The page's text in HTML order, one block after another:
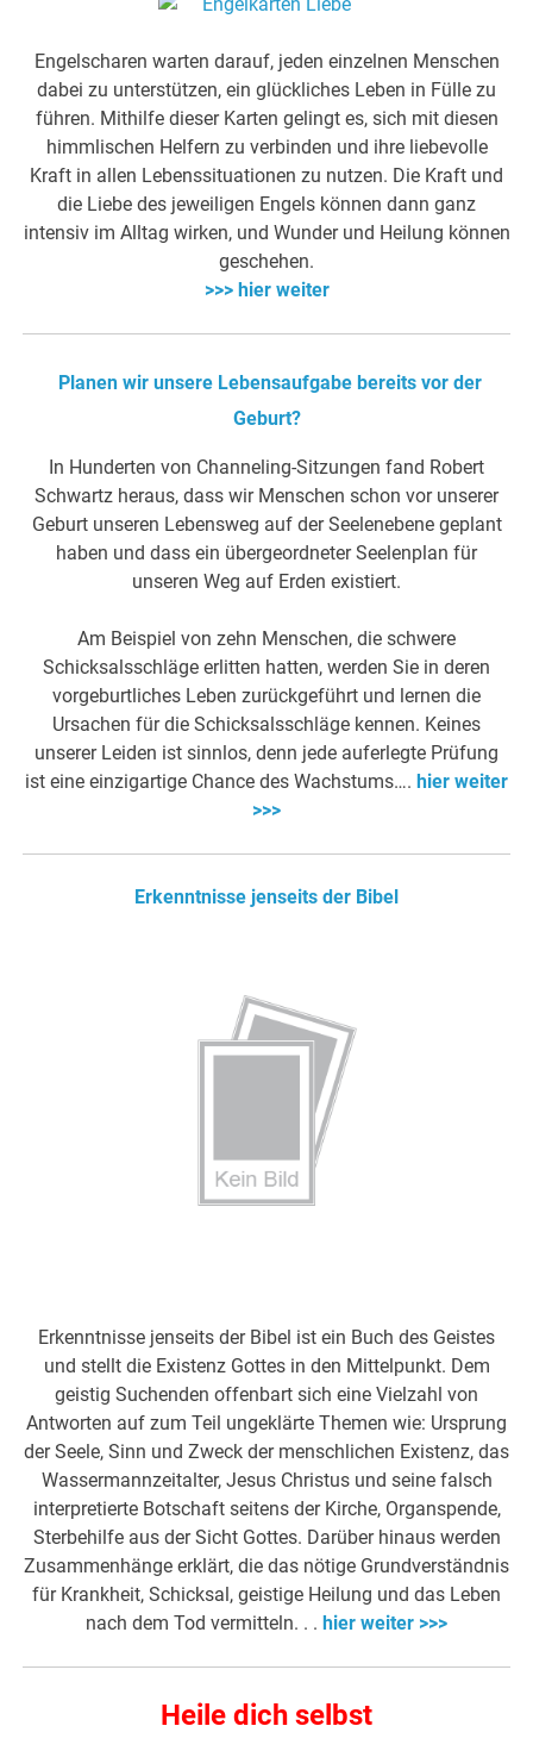
Engelscharen warten darauf, jeden einzelnen Menschen
dabei zu unterstützen, ein glückliches Leben in Fülle zu
führen. Mithilfe dieser Karten gelingt es, sich mit diesen
himmlischen Helfern zu verbinden und ihre liebevolle
Kraft in allen Lebenssituationen zu nutzen. Die Kraft und
die Liebe des jeweiligen Engels können dann ganz
intensiv im Alltag wirken, und Wunder und Heilung können
geschehen.
>>> hier weiter
Planen wir unsere Lebensaufgabe bereits vor der
Geburt?
In Hunderten von Channeling-Sitzungen fand Robert
Schwartz heraus, dass wir Menschen schon vor unserer
Geburt unseren Lebensweg auf der Seelenebene geplant
haben und dass ein übergeordneter Seelenplan für
unseren Weg auf Erden existiert.
Am Beispiel von zehn Menschen, die schwere
Schicksalsschläge erlitten hatten, werden Sie in deren
vorgeburtliches Leben zurückgeführt und lernen die
Ursachen für die Schicksalsschläge kennen. Keines
unserer Leiden ist sinnlos, denn jede auferlegte Prüfung
ist eine einzigartige Chance des Wachstums…. hier weiter
>>>
Erkenntnisse jenseits der Bibel
Erkenntnisse jenseits der Bibel ist ein Buch des Geistes
und stellt die Existenz Gottes in den Mittelpunkt. Dem
geistig Suchenden offenbart sich eine Vielzahl von
Antworten auf zum Teil ungeklärte Themen wie: Ursprung
der Seele, Sinn und Zweck der menschlichen Existenz, das
Wassermannzeitalter, Jesus Christus und seine falsch
interpretierte Botschaft seitens der Kirche, Organspende,
Sterbehilfe aus der Sicht Gottes. Darüber hinaus werden
Zusammenhänge erklärt, die das nötige Grundverständnis
für Krankheit, Schicksal, geistige Heilung und das Leben
nach dem Tod vermitteln. . . hier weiter >>>
Heile dich selbst